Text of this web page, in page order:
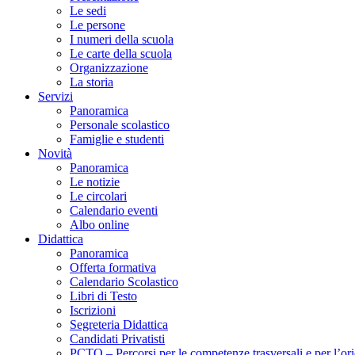
Le sedi
Le persone
I numeri della scuola
Le carte della scuola
Organizzazione
La storia
Servizi
Panoramica
Personale scolastico
Famiglie e studenti
Novità
Panoramica
Le notizie
Le circolari
Calendario eventi
Albo online
Didattica
Panoramica
Offerta formativa
Calendario Scolastico
Libri di Testo
Iscrizioni
Segreteria Didattica
Candidati Privatisti